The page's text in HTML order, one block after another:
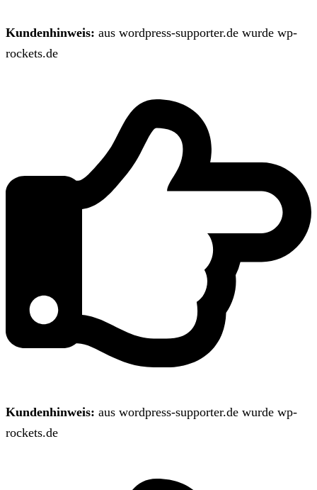
Kundenhinweis: aus wordpress-supporter.de wurde wp-
rockets.de
Kundenhinweis: aus wordpress-supporter.de wurde wp-
rockets.de